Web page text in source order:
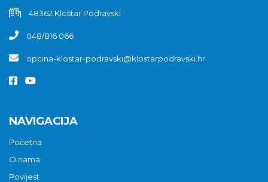
48362 Kloštar Podravski
048/816 066
opcina-klostar-podravski@klostarpodravski.hr
NAVIGACIJA
Početna
O nama
Povijest